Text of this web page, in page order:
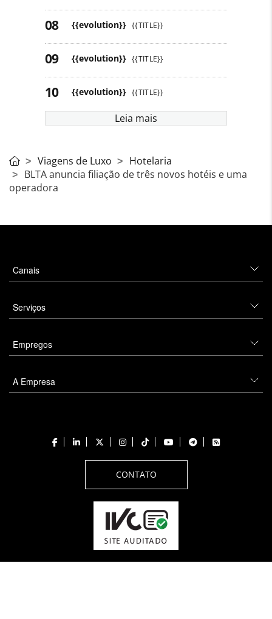
{{evolution}} {{TITLE}}
{{evolution}} {{TITLE}}
{{evolution}} {{TITLE}}
Leia mais
Viagens de Luxo
Hotelaria
BLTA anuncia filiação de três novos hotéis e uma
operadora
Canais
Serviços
Empregos
A Empresa
CONTATO